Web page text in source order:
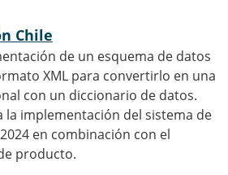
Chile
de un esquema de datos
XML para convertirlo en una
con un diccionario de datos.
la implementación del sistema de
en combinación con el
producto.